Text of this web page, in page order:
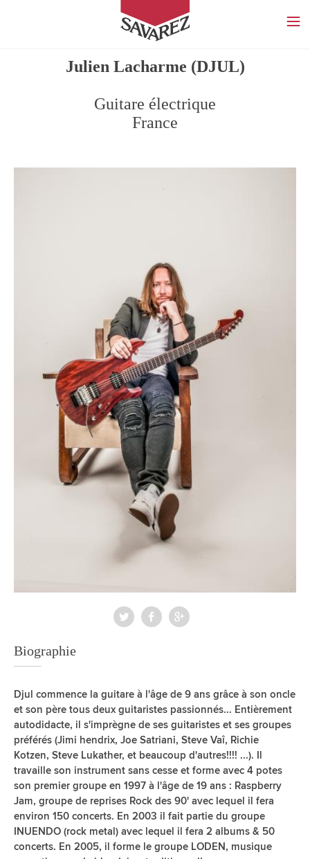
SAVAREZ
Julien Lacharme (DJUL)
Guitare électrique
France
Biographie
Djul commence la guitare à l'âge de 9 ans grâce à son oncle
et son père tous deux guitaristes passionnés... Entièrement
autodidacte, il s'imprègne de ses guitaristes et ses groupes
préférés (Jimi hendrix, Joe Satriani, Steve Vaî, Richie
Kotzen, Steve Lukather, et beaucoup d'autres!!!! ...). Il
travaille son instrument sans cesse et forme avec 4 potes
son premier groupe en 1997 à l'âge de 19 ans : Raspberry
Jam, groupe de reprises Rock des 90' avec lequel il fera
environ 150 concerts. En 2003 il fait partie du groupe
INUENDO (rock metal) avec lequel il fera 2 albums & 50
concerts. En 2005, il forme le groupe LODEN, musique